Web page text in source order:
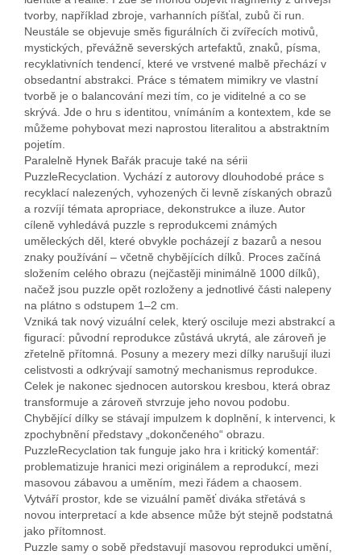
tvorby, například zbroje, varhanních píšťal, zubů či run.
Neustále se objevuje směs figurálních či zvířecích motivů,
mystických, převážně severských artefaktů, znaků, písma,
recyklativních tendencí, které ve vrstvené malbě přechází v
obsedantní abstrakci. Práce s tématem mimikry ve vlastní
tvorbě je o balancování mezi tím, co je viditelné a co se
skrývá. Jde o hru s identitou, vnímáním a kontextem, kde se
můžeme pohybovat mezi naprostou literalitou a abstraktním
pojetím.
Paralelně Hynek Bařák pracuje také na sérii
PuzzleRecyclation. Vychází z autorovy dlouhodobé práce s
recyklací nalezených, vyhozených či levně získaných obrazů
a rozvíjí témata apropriace, dekonstrukce a iluze. Autor
cíleně vyhledává puzzle s reprodukcemi známých
uměleckých děl, které obvykle pocházejí z bazarů a nesou
znaky používání – včetně chybějících dílků. Proces začíná
složením celého obrazu (nejčastěji minimálně 1000 dílků),
načež jsou puzzle opět rozloženy a jednotlivé části nalepeny
na plátno s odstupem 1–2 cm.
Vzniká tak nový vizuální celek, který osciluje mezi abstrakcí a
figurací: původní reprodukce zůstává ukrytá, ale zároveň je
zřetelně přítomná. Posuny a mezery mezi dílky narušují iluzi
celistvosti a odkrývají samotný mechanismus reprodukce.
Celek je nakonec sjednocen autorskou kresbou, která obraz
transformuje a zároveň stvrzuje jeho novou podobu.
Chybějící dílky se stávají impulzem k doplnění, k intervenci, k
zpochybnění představy „dokončeného“ obrazu.
PuzzleRecyclation tak funguje jako hra i kritický komentář:
problematizuje hranici mezi originálem a reprodukcí, mezi
masovou zábavou a uměním, mezi řádem a chaosem.
Vytváří prostor, kde se vizuální paměť diváka střetává s
novou interpretací a kde absence může být stejně podstatná
jako přítomnost.
Puzzle samy o sobě představují masovou reprodukci umění,